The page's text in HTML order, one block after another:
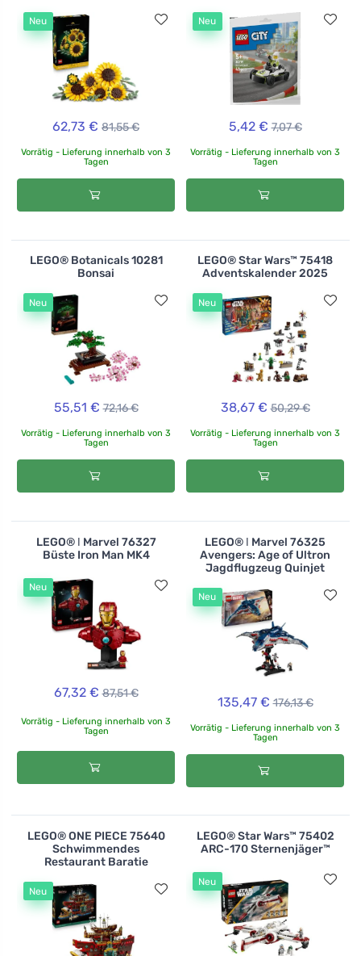
Neu
62,73 € 81,55 €
Vorrätig - Lieferung innerhalb von 3
Tagen
Neu
5,42 € 7,07 €
Vorrätig - Lieferung innerhalb von 3
Tagen
LEGO® Botanicals 10281
Bonsai
Neu
55,51 € 72,16 €
Vorrätig - Lieferung innerhalb von 3
Tagen
LEGO® Star Wars™ 75418
Adventskalender 2025
Neu
38,67 € 50,29 €
Vorrätig - Lieferung innerhalb von 3
Tagen
LEGO® ǀ Marvel 76327
Büste Iron Man MK4
Neu
67,32 € 87,51 €
Vorrätig - Lieferung innerhalb von 3
Tagen
LEGO® ǀ Marvel 76325
Avengers: Age of Ultron
Jagdflugzeug Quinjet
Neu
135,47 € 176,13 €
Vorrätig - Lieferung innerhalb von 3
Tagen
LEGO® ONE PIECE 75640
Schwimmendes
Restaurant Baratie
Neu
LEGO® Star Wars™ 75402
ARC-170 Sternenjäger™
Neu